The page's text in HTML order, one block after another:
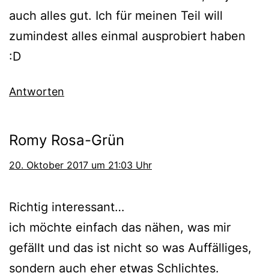
auch alles gut. Ich für meinen Teil will
zumindest alles einmal ausprobiert haben
:D
Antworten
Romy Rosa-Grün
20. Oktober 2017 um 21:03 Uhr
Richtig interessant…
ich möchte einfach das nähen, was mir
gefällt und das ist nicht so was Auffälliges,
sondern auch eher etwas Schlichtes.